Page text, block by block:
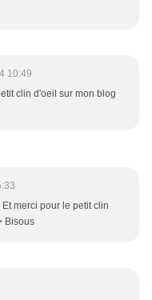
10:49
clin d'oeil sur mon blog
merci pour le petit clin
Bisous